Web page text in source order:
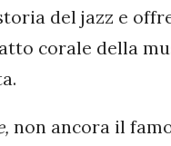
del jazz e
corale della
non ancora il